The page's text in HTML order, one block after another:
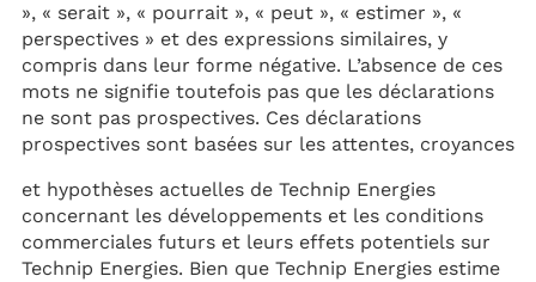
», « serait », « pourrait », « peut », « estimer », «
perspectives » et des expressions similaires, y
compris dans leur forme négative. L’absence de ces
mots ne signifie toutefois pas que les déclarations
ne sont pas prospectives. Ces déclarations
prospectives sont basées sur les attentes, croyances
et hypothèses actuelles de Technip Energies
concernant les développements et les conditions
commerciales futurs et leurs effets potentiels sur
Technip Energies. Bien que Technip Energies estime